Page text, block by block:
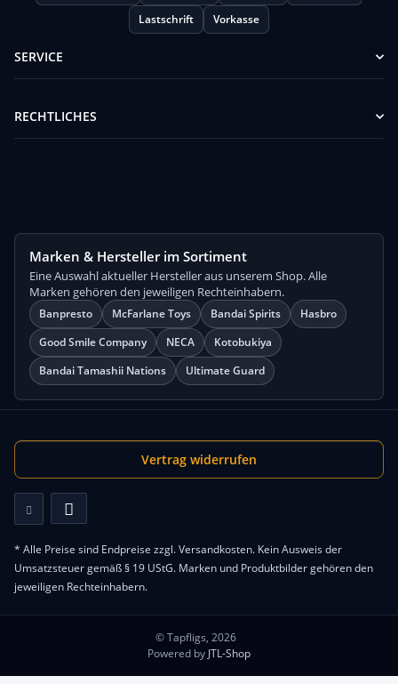
Lastschrift
Vorkasse
SERVICE
RECHTLICHES
Marken & Hersteller im Sortiment
Eine Auswahl aktueller Hersteller aus unserem Shop. Alle
Marken gehören den jeweiligen Rechteinhabern.
Banpresto McFarlane Toys Bandai Spirits
Hasbro
Good Smile Company
NECA
Kotobukiya
Bandai Tamashii Nations
Ultimate Guard
Vertrag widerrufen
* Alle Preise sind Endpreise zzgl.Versandkosten. Kein Ausweis der
Umsatzsteuer gemäß § 19 UStG. Marken und Produktbilder gehören den
jeweiligen Rechteinhabern.
© Tapfligs, 2026
Powered by JTL-Shop